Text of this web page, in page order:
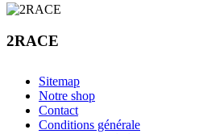
2RACE
Sitemap
Notre shop
Contact
Conditions générale